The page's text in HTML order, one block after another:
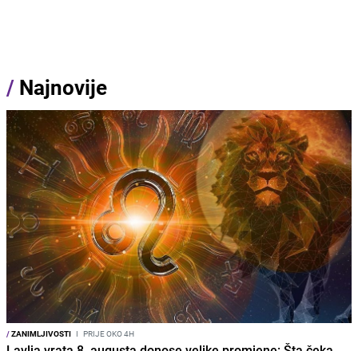
/ Najnovije
/ZANIMLJIVOSTI I PRIJE OKO 4H